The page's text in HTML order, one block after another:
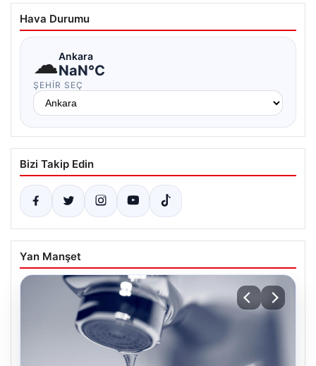
Hava Durumu
☁Ankara
NaN°C
ŞEHIR SEÇ
Bizi Takip Edin
Yan Manşet